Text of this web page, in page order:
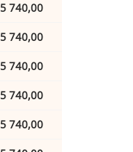
5 740,00
5 740,00
5 740,00
5 740,00
5 740,00